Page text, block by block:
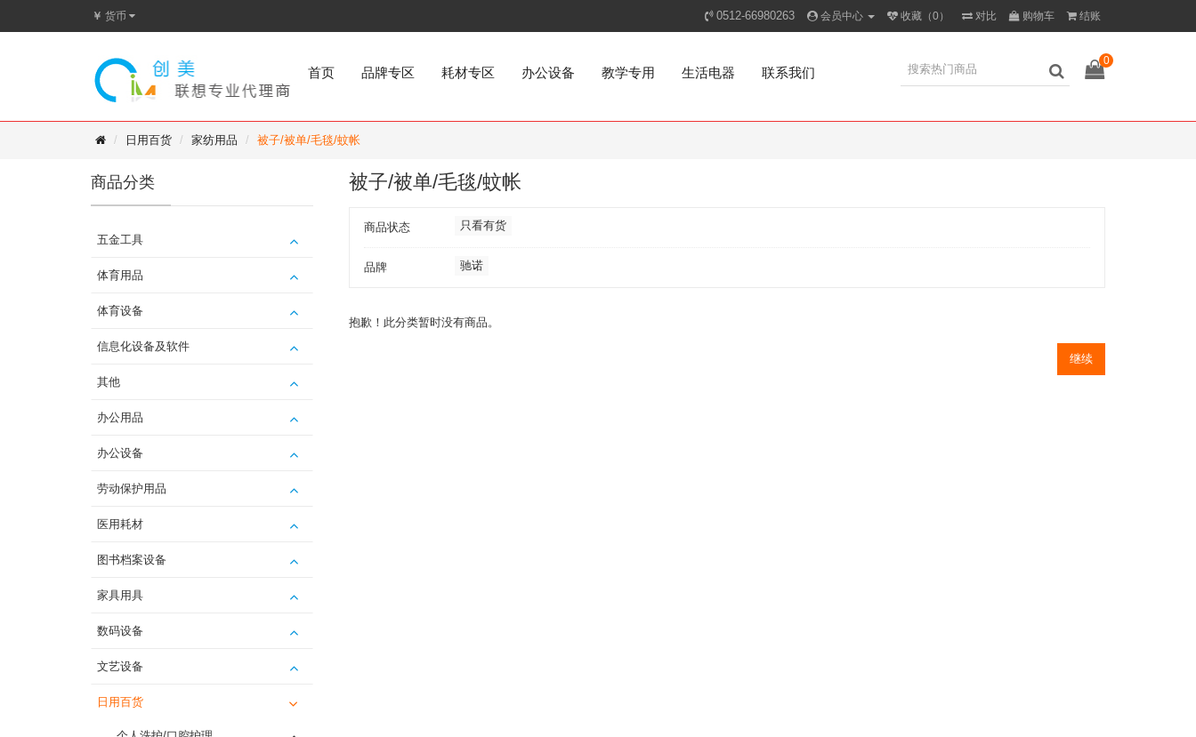
￥ 货币 0512-66980263 会员中心 收藏（0） 对比 购物车 结账
首页 品牌专区 耗材专区 办公设备 教学专用 生活电器 联系我们
0
日用百货 家纺用品 被子/被单/毛毯/蚊帐
商品分类
五金工具
体育用品
体育设备
信息化设备及软件
其他
办公用品
办公设备
劳动保护用品
医用耗材
图书档案设备
家具用具
数码设备
文艺设备
日用百货
被子/被单/毛毯/蚊帐
商品状态 只看有货
品牌 驰诺
抱歉！此分类暂时没有商品。
继续